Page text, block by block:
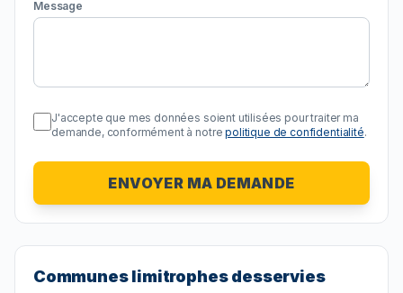
Message
J'accepte que mes données soient utilisées pour traiter ma
demande, conformément à notre politique de confidentialité.
ENVOYER MA DEMANDE
Communes limitrophes desservies